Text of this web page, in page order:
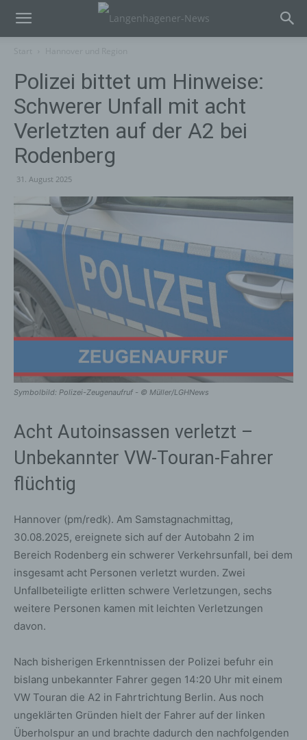
Polizei bittet um Hinweise:
Schwerer Unfall mit acht
Verletzten auf der A2 bei
Rodenberg
31. August 2025
Symbolbild: Polizei-Zeugenaufruf - © Müller/LGHNews
Acht Autoinsassen verletzt –
Unbekannter VW-Touran-Fahrer
flüchtig
Hannover (pm/redk). Am Samstagnachmittag,
30.08.2025, ereignete sich auf der Autobahn 2 im
Bereich Rodenberg ein schwerer Verkehrsunfall, bei dem
insgesamt acht Personen verletzt wurden. Zwei
Unfallbeteiligte erlitten schwere Verletzungen, sechs
weitere Personen kamen mit leichten Verletzungen
davon.
Nach bisherigen Erkenntnissen der Polizei befuhr ein
bislang unbekannter Fahrer gegen 14:20 Uhr mit einem
VW Touran die A2 in Fahrtrichtung Berlin. Aus noch
ungeklärten Gründen hielt der Fahrer auf der linken
Überholspur an und brachte dadurch den nachfolgenden